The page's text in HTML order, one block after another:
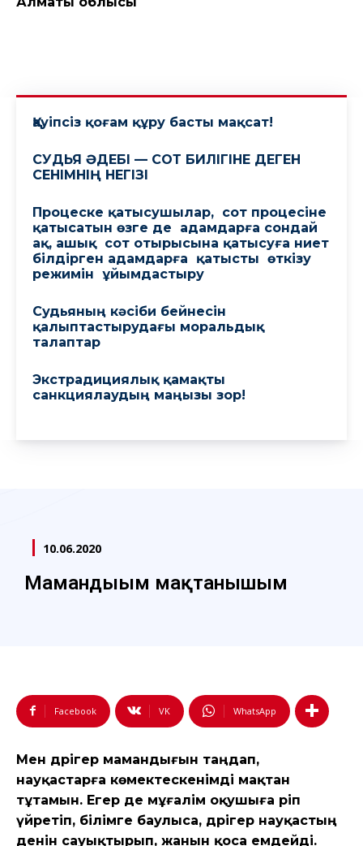
Қауіпсіз қоғам құру басты мақсат!
СУДЬЯ ӘДЕБІ — СОТ БИЛІГІНЕ ДЕГЕН
СЕНІМНІҢ НЕГІЗІ
Процеске қатысушылар, сот процесіне
қатысатын өзге де адамдарға сондай
ақ, ашық сот отырысына қатысуға ниет
білдірген адамдарға қатысты өткізу
режимін ұйымдастыру
Судьяның кәсіби бейнесін
қалыптастырудағы моральдық
талаптар
Экстрадициялық қамақты
санкциялаудың маңызы зор!